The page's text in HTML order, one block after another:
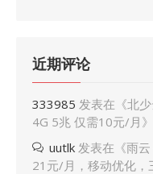
近期评论
333985 发表在《北
4G 5兆 仅需10元/月 》
uutlk 发表在《雨
21元/月，移动优化，